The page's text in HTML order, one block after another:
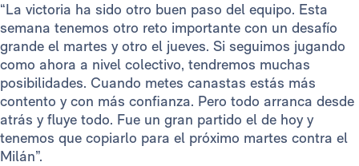
“La victoria ha sido otro buen paso del equipo. Esta
semana tenemos otro reto importante con un desafío
grande el martes y otro el jueves. Si seguimos jugando
como ahora a nivel colectivo, tendremos muchas
posibilidades. Cuando metes canastas estás más
contento y con más confianza. Pero todo arranca desde
atrás y fluye todo. Fue un gran partido el de hoy y
tenemos que copiarlo para el próximo martes contra el
Milán”.